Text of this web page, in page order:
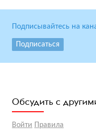
Подписывайтесь на
Подписаться
Обсудить с
Войти Правила